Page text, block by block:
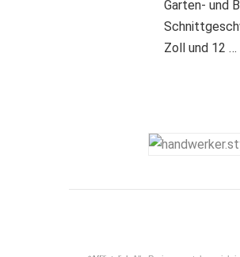
Garten- und
Zoll und 12 …